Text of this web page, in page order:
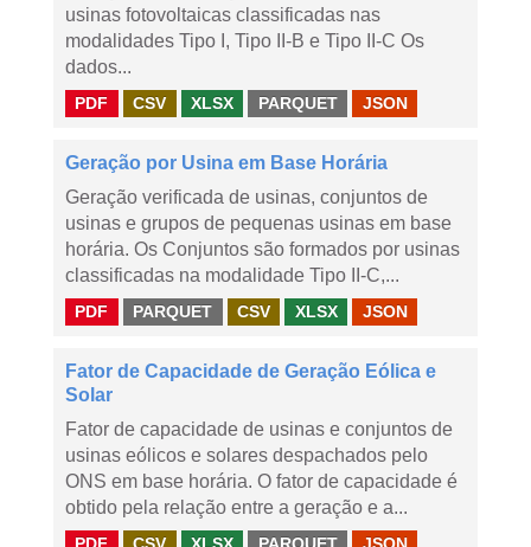
usinas fotovoltaicas classificadas nas
modalidades Tipo I, Tipo II-B e Tipo II-C Os
dados...
PDF CSV XLSX PARQUET JSON
Geração por Usina em Base Horária
Geração verificada de usinas, conjuntos de
usinas e grupos de pequenas usinas em base
horária. Os Conjuntos são formados por usinas
classificadas na modalidade Tipo II-C,...
PDF PARQUET CSV XLSX JSON
Fator de Capacidade de Geração Eólica e
Solar
Fator de capacidade de usinas e conjuntos de
usinas eólicos e solares despachados pelo
ONS em base horária. O fator de capacidade é
obtido pela relação entre a geração e a...